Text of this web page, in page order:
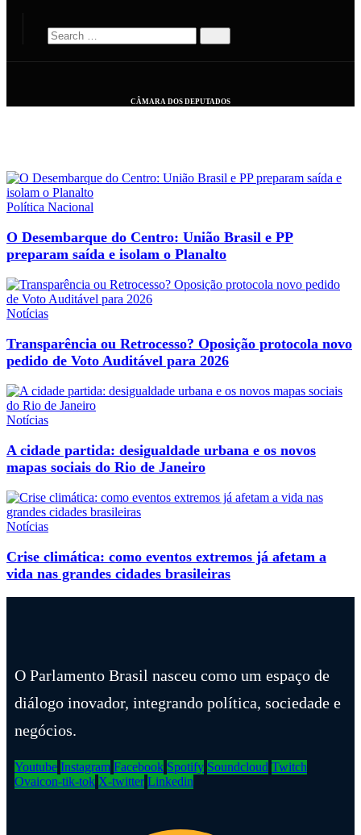
CÂMARA DOS DEPUTADOS
Política Nacional
O Desembarque do Centro: União Brasil e PP
preparam saída e isolam o Planalto
Notícias
Transparência ou Retrocesso? Oposição protocola novo
pedido de Voto Auditável para 2026
Notícias
A cidade partida: desigualdade urbana e os novos
mapas sociais do Rio de Janeiro
Notícias
Crise climática: como eventos extremos já afetam a
vida nas grandes cidades brasileiras
O Parlamento Brasil nasceu como um espaço de
diálogo inovador, integrando política, sociedade e
negócios.
Youtube Instagram Facebook Spotify Soundcloud Twitch
Ovaicon-tik-tok X-twitter Linkedin